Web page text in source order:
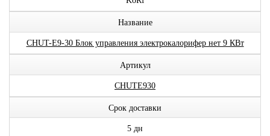
Название
CHUT-E9-30 Блок управления электрокалорифер нет 9 КВт
Артикул
CHUTE930
Срок доставки
5 дн